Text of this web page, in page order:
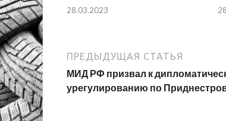
28.03.2023
ПРЕДЫДУЩАЯ СТАТЬЯ
МИД РФ призвал к
урегулированию по